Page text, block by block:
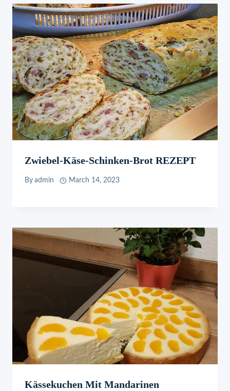
Zwiebel-Käse-Schinken-Brot REZEPT
By admin March 14, 2023
Kässekuchen Mit Mandarinen